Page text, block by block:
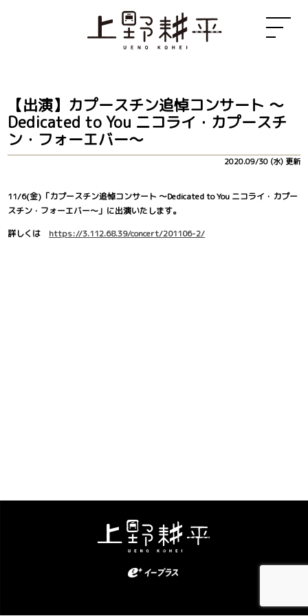
【出演】カプースチン追悼コンサート 〜
Dedicated to You ニコライ・カプースチ
ン・フォーエバー〜
2020.09/30 (水) 更新
11/6(金)「カプースチン追悼コンサート 〜Dedicated to You ニコライ・カプー
スチン・フォーエバー〜」に出演いたします。
詳しくは https://3.112.68.39/concert/201106-2/